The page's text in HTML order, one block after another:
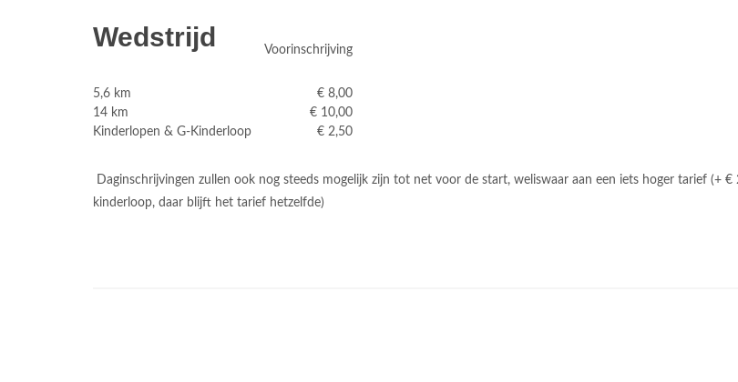
Wedstrijd Voorinschrijving
5,6 km
€ 8,00
14 km
€ 10,00
Kinderlopen & G-Kinderloop
€ 2,50
Daginschrijvingen zullen ook nog steeds mogelijk zijn tot net voor de start, weliswaar aan een iets hoger tarief (+ €
kinderloop, daar blijft het tarief hetzelfde)